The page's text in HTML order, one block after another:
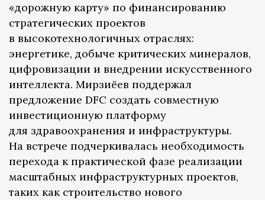
«дорожную карту» по финансированию
стратегических проектов
в высокотехнологичных отраслях:
энергетике, добыче критических минералов,
цифровизации и внедрении искусственного
интеллекта. Мирзиёев поддержал
предложение DFC создать совместную
инвестиционную платформу
для здравоохранения и инфраструктуры.
На встрече подчеркивалась необходимость
перехода к практической фазе реализации
масштабных инфраструктурных проектов,
таких как строительство нового